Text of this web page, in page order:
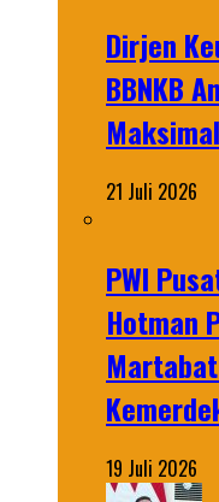
Dirjen
BBNKB
21 Juli 2026
PWI
Hotman
19 Juli 2026